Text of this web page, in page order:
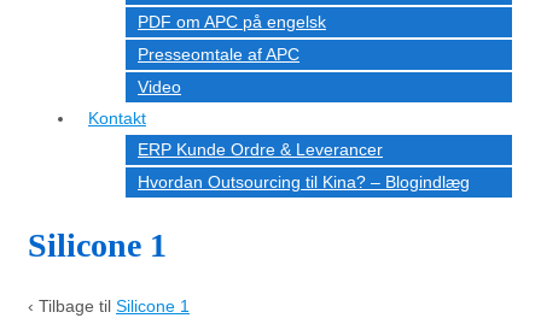
PDF om APC på engelsk
Presseomtale af APC
Video
Kontakt
ERP Kunde Ordre & Leverancer
Hvordan Outsourcing til Kina? – Blogindlæg
Silicone 1
‹ Tilbage til Silicone 1